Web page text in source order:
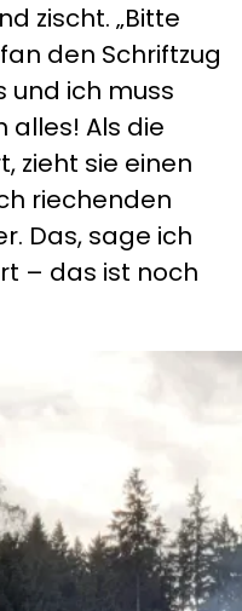
zischt. „Bitte
den Schriftzug
und ich muss
alles! Als die
zieht sie einen
riechenden
Das, sage ich
– das ist noch